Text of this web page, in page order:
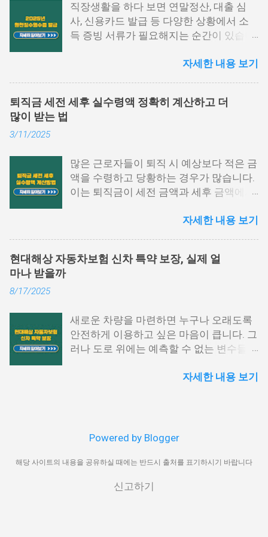
직장생활을 하다 보면 연말정산, 대출 심
사, 신용카드 발급 등 다양한 상황에서 소
득 증빙 서류가 필요해지는 순간이 있습니
년간의 급여와 세금 납부 내역을 한눈에 확
하는지, 어디에서 발급이 가능한지 막막하
국세청 홈택스에서 발급하는 방법 2. 모바
일 손택스 앱 이용법 3. 회사, 세무서에서도
발급 가능 4. 자주 묻는 질문 5. 맺음말 1.
수영수증 발급방법 중 가장 많이 활용되는
경로는 바로 국세청 홈택스입니다. 인증서
로그인만으로도 간단하게 발급받을 수 있
으며, PC 환경에서 활용도가 높습니다. 아
(카카오, PASS 등)을 통해 로그인합니다.
My홈택스 메뉴 선택 상단 메뉴에서 ‘My홈
택스’를 클릭하고 ‘연말정산 · 지급명세
인 ‘지급명세서 등 제출내역’을 눌러 해당
PDF 파일로 저장이 가능합니다. 보안 프로
보안 모듈 설치가 필요할 수 있으므로, 브
라우저 환경 설정을 미리 확인해 주세요.
홈택스에서의 발급은 가장 신뢰도 높은 방
자세한 내용 보기
퇴직금 세전 세후 실수령액 정확히 계산하고 더
많이 받는 법
3/11/2025
많은 근로자들이 퇴직 시 예상보다 적은 금
액을 수령하고 당황하는 경우가 많습니다.
이는 퇴직금이 세전 금액과 세후 금액에서
세후 실수령액 계산 방법을 정확히 이해하
니다. 이번 글에서는 퇴직금 계산법, 세금
기준으로 계산됩니다. 퇴직금 세전 세후
실수령액 계산 방법을 이해하려면, 먼저 세
전 기준으로 퇴직금을 산출해야 합니다. 1.
과 같습니다. 퇴직금=1일평균임금×30일
2. 평균임금 산정 방법 1일평균임금=(퇴직
예를 들어, 최근 3개월간 월급이 400만 원
이고, 연차수당과 상여금을 포함해 총
1,500만 원을 받은 경우를 가정하면, 1,500
자세한 내용 보기
현대해상 자동차보험 신차 특약 보장, 실제 얼
마나 받을까
8/17/2025
새로운 차량을 마련하면 누구나 오래도록
안전하게 이용하고 싶은 마음이 큽니다. 그
러나 도로 위에는 예측할 수 없는 변수들이
할 수 있습니다. 특히 신차의 경우 초기 가
마련된 제도가 바로 현대해상 자동차보험
구매 직후부터 일정 기간 동안 발생할 수
보험만으로는 충족하기 어려운 부분까지
자세한 내용 보기
Powered by Blogger
해당 사이트의 내용을 공유하실 때에는 반드시 출처를 표기하시기 바랍니다
신고하기